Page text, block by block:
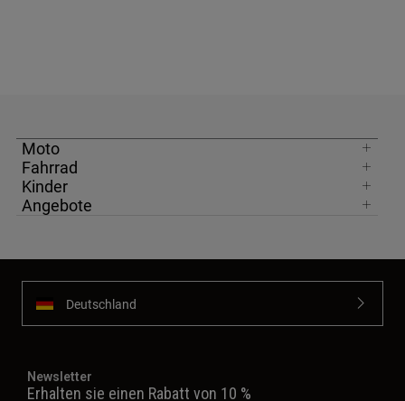
Moto
Fahrrad
Kinder
Angebote
Deutschland
Newsletter
Erhalten sie einen Rabatt von 10 %